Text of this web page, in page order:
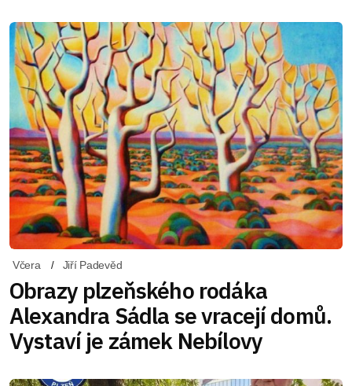
Včera Jiří Padevěd
Obrazy plzeňského rodáka
Alexandra Sádla se vracejí domů.
Vystaví je zámek Nebílovy